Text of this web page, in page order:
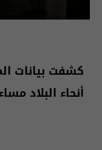
كشفت بيانات
أنحاء البلاد